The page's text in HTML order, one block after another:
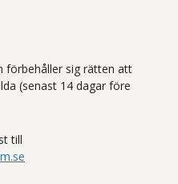
förbehåller sig rätten att
(senast 14 dagar före
till